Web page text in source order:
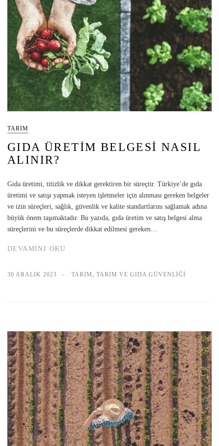
TARIM
GIDA ÜRETIM BELGESI NASIL
ALINIR?
Gıda üretimi, titizlik ve dikkat gerektiren bir süreçtir. Türkiye’de gıda
üretimi ve satışı yapmak isteyen işletmeler için alınması gereken belgeler
ve izin süreçleri, sağlık, güvenlik ve kalite standartlarını sağlamak adına
büyük önem taşımaktadır. Bu yazıda, gıda üretim ve satış belgesi alma
süreçlerini ve bu süreçlerde dikkat edilmesi gereken…
DEVAMINI OKU
30 ARALIK 2023 TARIM, TARIM VE GIDA GÜVENLIĞI